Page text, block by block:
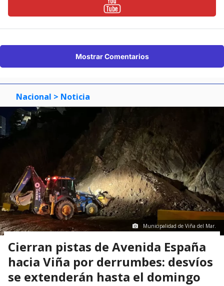
Mostrar Comentarios
Nacional > Noticia
Municipalidad de Viña del Mar.
Cierran pistas de Avenida España
hacia Viña por derrumbes: desvíos
se extenderán hasta el domingo